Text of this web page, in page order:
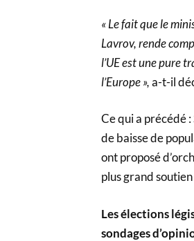
« Le fait que le
Lavrov, rende
l’UE est une pure
l’Europe »,a-t-il
Ce qui a précédé
de baisse de
ont proposé
plus grand
Les élections
sondages